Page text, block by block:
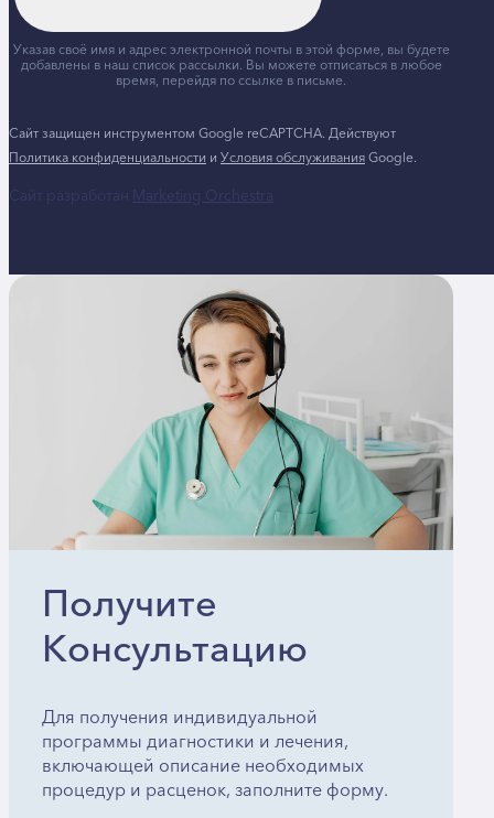
Указав своё имя и адрес электронной почты в этой форме, вы будете
добавлены в наш список рассылки. Вы можете отписаться в любое
время, перейдя по ссылке в письме.
Сайт защищен инструментом Google reCAPTCHA. Действуют
Политика конфиденциальностииУсловия обслуживанияGoogle.
Сайт разработан Marketing Orchestra
Получите
Консультацию
Для получения индивидуальной
программы диагностики и лечения,
включающей описание необходимых
процедур и расценок, заполните форму.